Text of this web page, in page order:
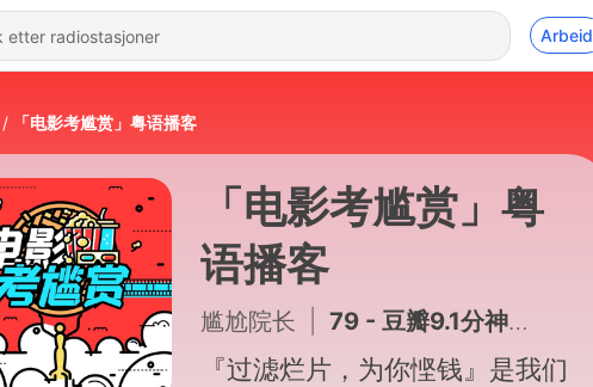
Arbeid
「电影考尴赏」粤语播客
「电影考尴赏」粤
语播客
尴尬院长 79 - 豆瓣9.1分神作《给阿嬷的情书》：不止爱情，两位女性的"托举"与跨越江海的大爱
『过滤烂片，为你悭钱』是我们